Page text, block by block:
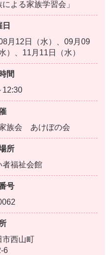
よる家族学習会」
日
月12日（水）、09月09
）、11月11日（水）
間
12:30
族会 あけぼの会
所
者福祉会館
号
市西山町
6